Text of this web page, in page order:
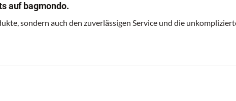
auf bagmondo.
sondern auch den zuverlässigen Service und die